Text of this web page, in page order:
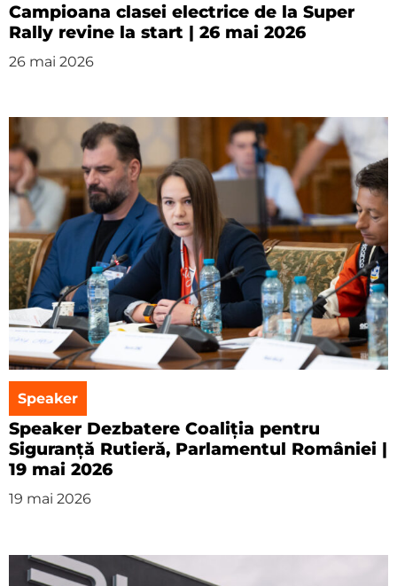
Campioana clasei electrice de la Super
Rally revine la start | 26 mai 2026
26 mai 2026
Speaker
Speaker Dezbatere Coaliția pentru
Siguranță Rutieră, Parlamentul României |
19 mai 2026
19 mai 2026